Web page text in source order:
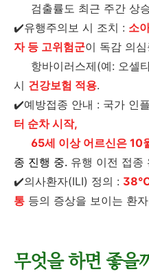
검출률도 최근 주간 상
✔️유행주의보 시 조치 : 소
자 등 고위험군이 독감 의
항바이러스제(예: 오셀
시 건강보험 적용.
✔️예방접종 안내 : 국가 인
터 순차 시작,
65세 이상 어르신은 10
종 진행 중. 유행 이전 접종
✔️의사환자(ILI) 정의 : 38℃
통 등의 증상을 보이는 환자
무엇을 하면 좋을